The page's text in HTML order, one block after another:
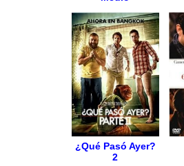
¿Qué Pasó Ayer?
2